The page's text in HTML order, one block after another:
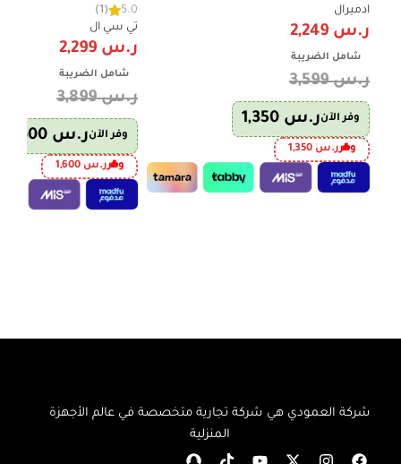
ADS24KCNP
ادميرال
ر.س
شامل الضريبة
ر.س3,599
وفر الآنر.س
وفرر.س 1,350
TAC-24CSU/TSS1
5.0
(1)
تي سي ال
ر.س
شامل الضريبة
ر.س3,899
وفر الآنر.س
وفرر.س 1,600
شركة العمودي هي شركة تجارية متخصصة في عالم الأجهزة
المنزلية